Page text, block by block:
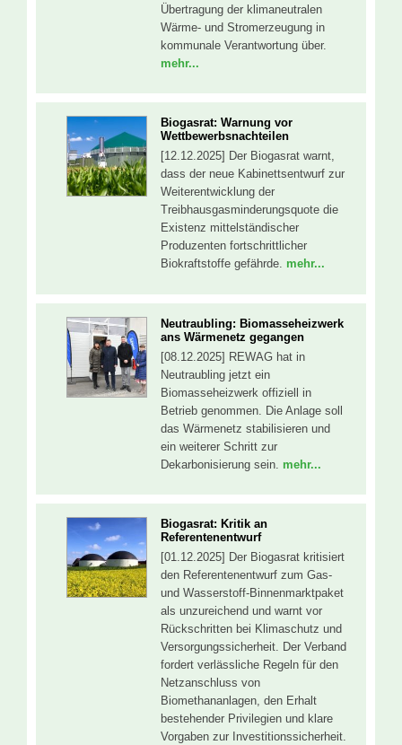
Übertragung der klimaneutralen
Wärme- und Stromerzeugung in
kommunale Verantwortung über.
mehr...
Biogasrat: Warnung vor
Wettbewerbsnachteilen
[12.12.2025] Der Biogasrat warnt,
dass der neue Kabinettsentwurf zur
Weiterentwicklung der
Treibhausgasminderungsquote die
Existenz mittelständischer
Produzenten fortschrittlicher
Biokraftstoffe gefährde. mehr...
Neutraubling: Biomasseheizwerk
ans Wärmenetz gegangen
[08.12.2025] REWAG hat in
Neutraubling jetzt ein
Biomasseheizwerk offiziell in
Betrieb genommen. Die Anlage soll
das Wärmenetz stabilisieren und
ein weiterer Schritt zur
Dekarbonisierung sein. mehr...
Biogasrat: Kritik an
Referentenentwurf
[01.12.2025] Der Biogasrat kritisiert
den Referentenentwurf zum Gas-
und Wasserstoff-Binnenmarktpaket
als unzureichend und warnt vor
Rückschritten bei Klimaschutz und
Versorgungssicherheit. Der Verband
fordert verlässliche Regeln für den
Netzanschluss von
Biomethananlagen, den Erhalt
bestehender Privilegien und klare
Vorgaben zur Investitionssicherheit.